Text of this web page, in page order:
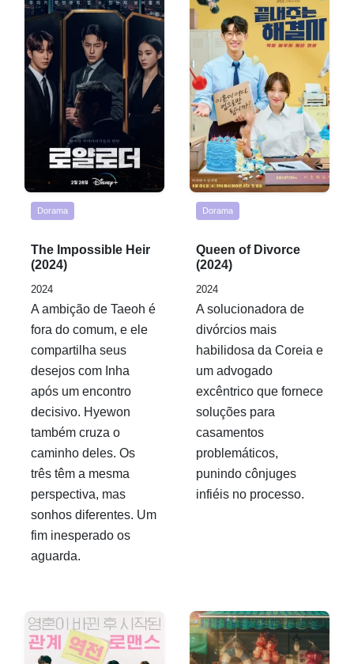
Dorama
of
The Impossible Heir
(2024)
2024
A ambição de Taeoh é
fora do comum, e ele
compartilha seus
desejos com Inha
após um encontro
decisivo. Hyewon
também cruza o
caminho deles. Os
três têm a mesma
perspectiva, mas
sonhos diferentes. Um
fim inesperado os
aguarda.
Dorama
Queen of Divorce
(2024)
2024
A solucionadora de
divórcios mais
habilidosa da Coreia e
um advogado
excêntrico que fornece
soluções para
casamentos
problemáticos,
punindo cônjuges
infiéis no processo.